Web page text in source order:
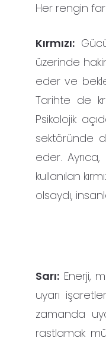
Her rengin
Kırmızı:
üzerinde
eder ve
Tarihte de
Psikolojik
sektöründe
eder.
kullanılan
olsaydı,
Sarı: Enerji,
uyarı
zamanda
rastlamak